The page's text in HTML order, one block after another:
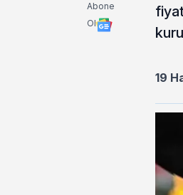
Abone
Ol
19